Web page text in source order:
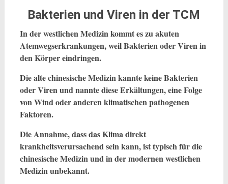
Bakterien und Viren in der TCM
In der westlichen Medizin kommt es zu akuten
Atemwegserkrankungen, weil Bakterien oder Viren in
den Körper eindringen.
Die alte chinesische Medizin kannte keine Bakterien
oder Viren und nannte diese Erkältungen, eine Folge
von Wind oder anderen klimatischen pathogenen
Faktoren.
Die Annahme, dass das Klima direkt
krankheitsverursachend sein kann, ist typisch für die
chinesische Medizin und in der modernen westlichen
Medizin unbekannt.